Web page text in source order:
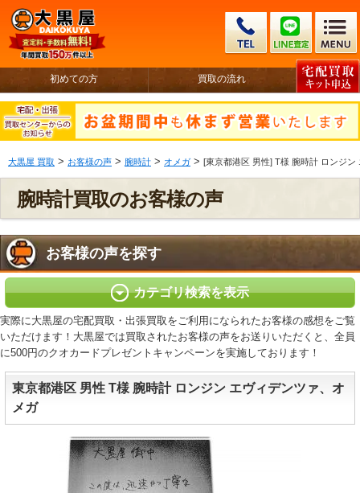
初めての方 買取の流れ
大黒屋 買取 > お客様の声 > 腕時計 > オメガ > [東京都港区 男性] T様 腕時計 ロンジン
腕時計買取のお客様の声
お客様の声を探す
カテゴリ検索を表示
実際に大黒屋の宅配買取・出張買取をご利用になられたお客様の感想をご覧
いただけます！大黒屋では買取されたお客様の声をお送りいただくと、全員
に500円のクオカードプレゼントキャンペーンを実施しております！
東京都港区 男性 T様 腕時計 ロンジン エヴィデンツァ、オ
メガ